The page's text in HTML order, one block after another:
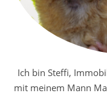
Ich bin Steffi,
mit meinem Mann